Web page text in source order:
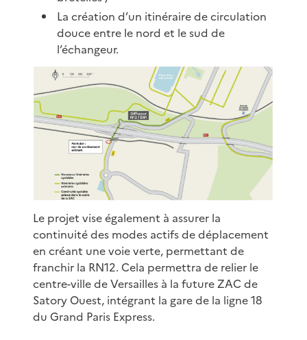
La création d’un itinéraire de circulation
douce entre le nord et le sud de
l’échangeur.
Le projet vise également à assurer la
continuité des modes actifs de déplacement
en créant une voie verte, permettant de
franchir la RN12. Cela permettra de relier le
centre-ville de Versailles à la future ZAC de
Satory Ouest, intégrant la gare de la ligne 18
du Grand Paris Express.